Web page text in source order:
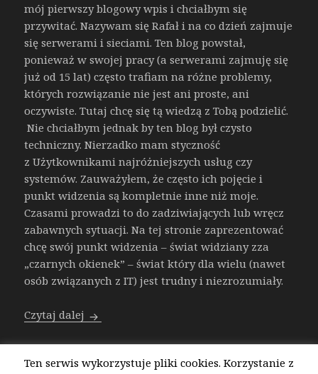
mój pierwszy blogowy wpis i chciałbym się
przywitać. Nazywam się Rafał i na co dzień zajmuje
się serwerami i sieciami. Ten blog powstał,
ponieważ w swojej pracy (a serwerami zajmuję się
już od 15 lat) często trafiam na różne problemy,
których rozwiązanie nie jest ani proste, ani
oczywiste. Tutaj chcę się tą wiedzą z Tobą podzielić.
Nie chciałbym jednak by ten blog był czysto
techniczny. Nierzadko mam styczność
z Użytkownikami najróżniejszych usług czy
systemów. Zauważyłem, że często ich pojęcie i
punkt widzenia są kompletnie inne niż moje.
Czasami prowadzi to do zadziwiających lub wręcz
zabawnych sytuacji. Na tej stronie zaprezentować
chcę swój punkt widzenia – świat widziany zza
„czarnych okienek” – świat który dla wielu (nawet
osób związanych z IT) jest trudny i niezrozumiały.
Czytaj dalej def helloWorld():
Opublikowano
6 listopada 2015 Kategorie
Bez kategorii Leave a commenton def
Ten serwis wykorzystuje pliki cookies. Korzystanie z